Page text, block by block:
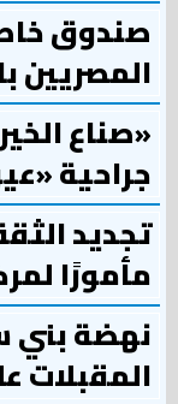
صندوق
المصريين
جراحية
تجديد
مأمورًا
نهضة بني
المقبلات